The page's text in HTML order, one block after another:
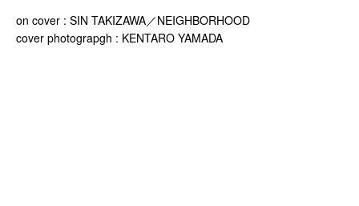
on cover : SIN TAKIZAWA／NEIGHBORHOOD
cover photograpgh : KENTARO YAMADA